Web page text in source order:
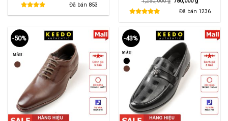
1,150,000 ₫.
tại
là:
650,000 ₫.
Đã bán 853
là:
1,250,000 ₫.
hiện
tại
là:
780,000 ₫.
Đã bán 1236
-50% -43%